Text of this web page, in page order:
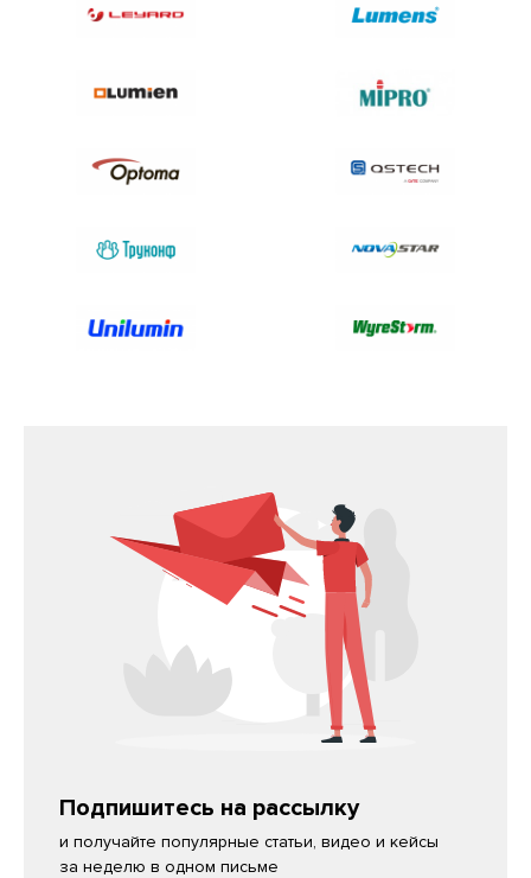
Подпишитесь на рассылку
и получайте популярные статьи, видео и кейсы
за неделю в одном письме